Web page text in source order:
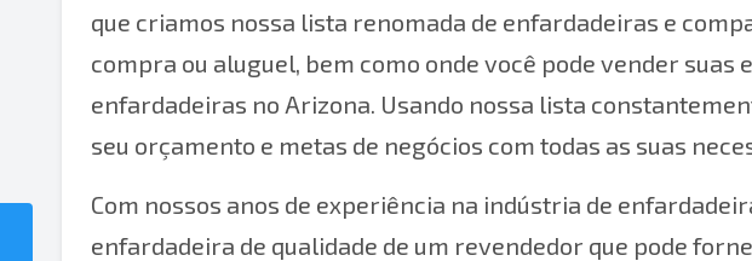
que criamos nossa lista renomada de enfardadeiras e
compra ou aluguel, bem como onde você pode vender
enfardadeiras no Arizona. Usando nossa lista
seu orçamento e metas de negócios com todas as suas
Com nossos anos de experiência na indústria de
enfardadeira de qualidade de um revendedor que pode